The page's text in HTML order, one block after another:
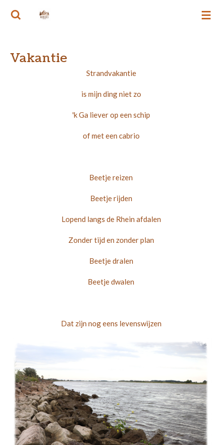
Ga
de
hoofdinhoud
Vakantie
Strandvakantie
is mijn ding niet zo
'k Ga liever op een schip
of met een cabrio
Beetje reizen
Beetje rijden
Lopend langs de Rhein afdalen
Zonder tijd en zonder plan
Beetje dralen
Beetje dwalen
Dat zijn nog eens levenswijzen